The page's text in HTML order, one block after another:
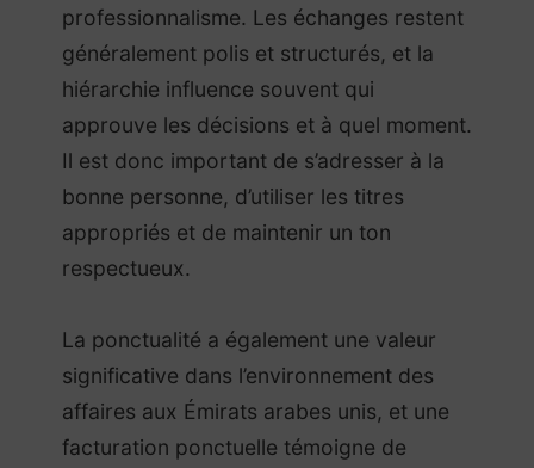
professionnalisme. Les échanges restent
généralement polis et structurés, et la
hiérarchie influence souvent qui
approuve les décisions et à quel moment.
Il est donc important de s’adresser à la
bonne personne, d’utiliser les titres
appropriés et de maintenir un ton
respectueux.
La ponctualité a également une valeur
significative dans l’environnement des
affaires aux Émirats arabes unis, et une
facturation ponctuelle témoigne de